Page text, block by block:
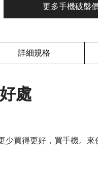
更多手機破盤
詳細規格
處
買得更好，買手機。來